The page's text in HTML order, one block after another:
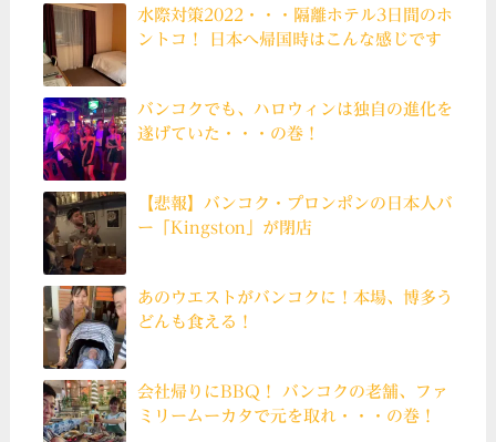
水際対策2022・・・隔離ホテル3日間のホ
ントコ！ 日本へ帰国時はこんな感じです
バンコクでも、ハロウィンは独自の進化を
遂げていた・・・の巻！
【悲報】バンコク・プロンポンの日本人バ
ー「Kingston」が閉店
あのウエストがバンコクに！本場、博多う
どんも食える！
会社帰りにBBQ！ バンコクの老舗、ファ
ミリームーカタで元を取れ・・・の巻！